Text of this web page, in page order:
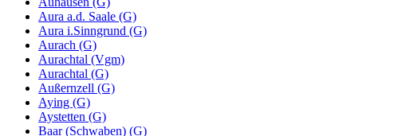
Aura a.d. Saale (G)
Aura i.Sinngrund (G)
Aurach (G)
Aurachtal (Vgm)
Aurachtal (G)
Außernzell (G)
Aying (G)
Aystetten (G)
Baar (Schwaben) (G)